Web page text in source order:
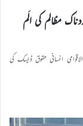
مظالم کی الَم
انسانی حقوق ڈیسک کی